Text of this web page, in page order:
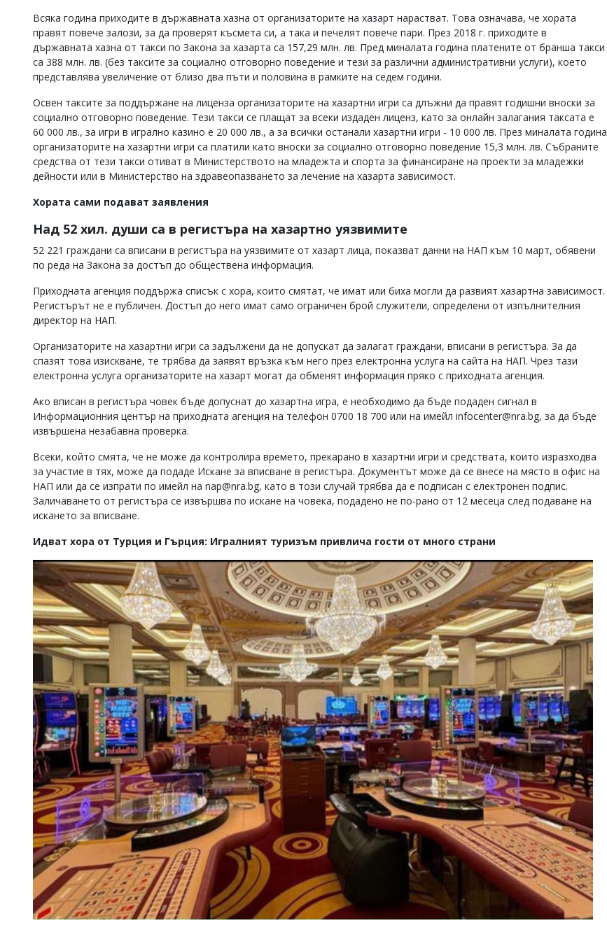
Всяка година приходите в държавната хазна от организаторите на хазарт нарастват. Това означава, че хората
правят повече залози, за да проверят късмета си, а така и печелят повече пари. През 2018 г. приходите в
държавната хазна от такси по Закона за хазарта са 157,29 млн. лв. Пред миналата година платените от бранша такси
са 388 млн. лв. (без таксите за социално отговорно поведение и тези за различни административни услуги), което
представлява увеличение от близо два пъти и половина в рамките на седем години.
Освен таксите за поддържане на лиценза организаторите на хазартни игри са длъжни да правят годишни вноски за
социално отговорно поведение. Тези такси се плащат за всеки издаден лиценз, като за онлайн залагания таксата е
60 000 лв., за игри в игрално казино е 20 000 лв., а за всички останали хазартни игри - 10 000 лв. През миналата година
организаторите на хазартни игри са платили като вноски за социално отговорно поведение 15,3 млн. лв. Събраните
средства от тези такси отиват в Министерството на младежта и спорта за финансиране на проекти за младежки
дейности или в Министерство на здравеопазването за лечение на хазарта зависимост.
Хората сами подават заявления
Над 52 хил. души са в регистъра на хазартно уязвимите
52 221 граждани са вписани в регистъра на уязвимите от хазарт лица, показват данни на НАП към 10 март, обявени
по реда на Закона за достъп до обществена информация.
Приходната агенция поддържа списък с хора, които смятат, че имат или биха могли да развият хазартна зависимост.
Регистърът не е публичен. Достъп до него имат само ограничен брой служители, определени от изпълнителния
директор на НАП.
Организаторите на хазартни игри са задължени да не допускат да залагат граждани, вписани в регистъра. За да
спазят това изискване, те трябва да заявят връзка към него през електронна услуга на сайта на НАП. Чрез тази
електронна услуга организаторите на хазарт могат да обменят информация пряко с приходната агенция.
Ако вписан в регистъра човек бъде допуснат до хазартна игра, е необходимо да бъде подаден сигнал в
Информационния център на приходната агенция на телефон 0700 18 700 или на имейл infocenter@nra.bg, за да бъде
извършена незабавна проверка.
Всеки, който смята, че не може да контролира времето, прекарано в хазартни игри и средствата, които изразходва
за участие в тях, може да подаде Искане за вписване в регистъра. Документът може да се внесе на място в офис на
НАП или да се изпрати по имейл на nap@nra.bg, като в този случай трябва да е подписан с електронен подпис.
Заличаването от регистъра се извършва по искане на човека, подадено не по-рано от 12 месеца след подаване на
искането за вписване.
Идват хора от Турция и Гърция: Игралният туризъм привлича гости от много страни